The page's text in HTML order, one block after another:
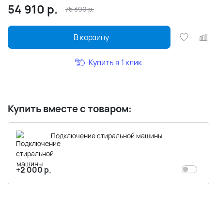
54 910 р. 75 390р.
В корзину
Купить в 1 клик
Купить вместе с товаром:
Подключение стиральной машины
+2 000 р.